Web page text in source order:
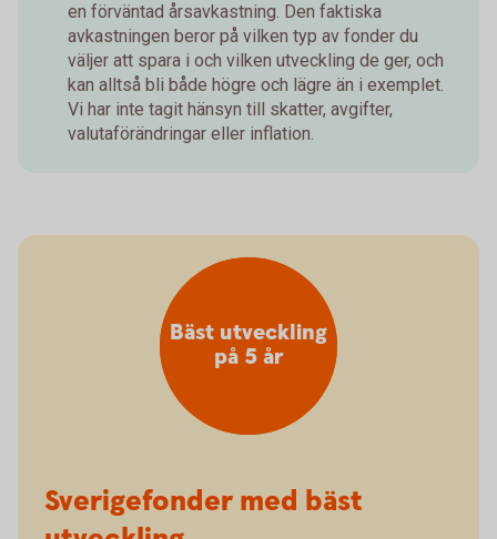
en förväntad årsavkastning. Den faktiska
avkastningen beror på vilken typ av fonder du
väljer att spara i och vilken utveckling de ger, och
kan alltså bli både högre och lägre än i exemplet.
Vi har inte tagit hänsyn till skatter, avgifter,
valutaförändringar eller inflation.
Sverigefonder med bäst
Bäst utveckling
på 5 år